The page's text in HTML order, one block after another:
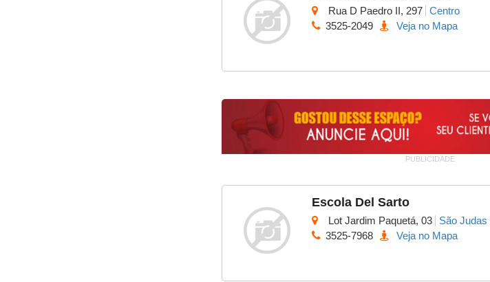
Rua D Paedro II, 297 Centro
3525-2049
Veja no Mapa
PUBLICIDADE
Escola Del Sarto
Lot Jardim Paquetá, 03
São Judas
3525-7968
Veja no Mapa